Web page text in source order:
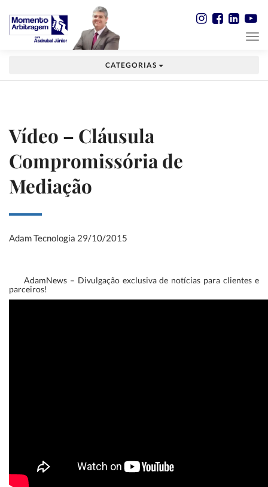
CATEGORIAS
Vídeo – Cláusula
Compromissória de
Mediação
Adam Tecnologia 29/10/2015
AdamNews– Divulgação exclusiva de notícias para clientes e
parceiros!